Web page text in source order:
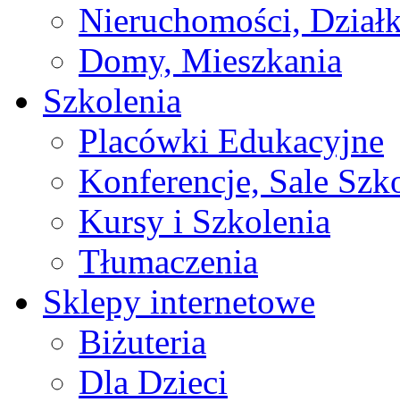
Nieruchomości,
Domy, Mieszkania
Szkolenia
Placówki Edukacyjne
Konferencje, Sale
Kursy i Szkolenia
Tłumaczenia
Sklepy internetowe
Biżuteria
Dla Dzieci